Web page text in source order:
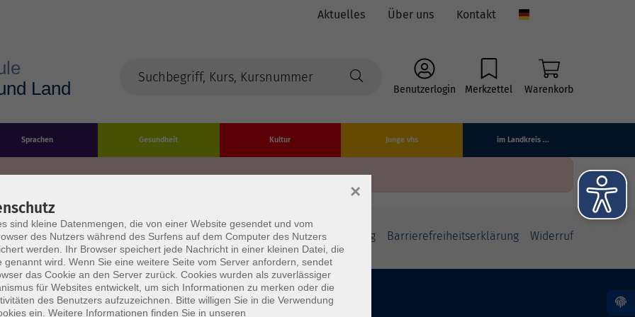
Aktuelles Über uns Kontakt
Benutzerlogin Merkzettel Warenkorb
Sprachen Gesundheit Kultur Junge vhs im Landkreis ...
Impressum Datenschutzerklärung AGB/Widerrufsbelehrung Barrierefreiheitserklärung Widerruf
sind kleine Datenmengen, die von einer Website gesendet und vom
des Nutzers während des Surfens auf dem Computer des Nutzers
werden. Ihr Browser speichert jede Nachricht in einer kleinen Datei, die
genannt wird. Wenn Sie eine weitere Seite vom Server anfordern, sendet
das Cookie an den Server zurück. Cookies wurden als zuverlässiger
für Websites entwickelt, um sich Informationen zu merken oder die
des Benutzers aufzuzeichnen. Bitte willigen Sie in die Verwendung
ein. Weitere Informationen finden Sie in unseren
×